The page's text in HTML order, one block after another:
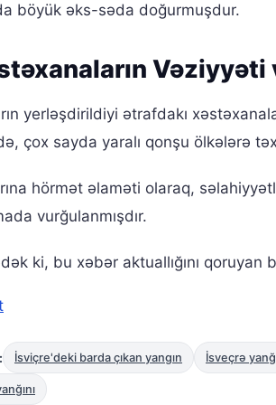
böyük əks-səda doğurmuşdur.
Vəziyyəti
yerləşdirildiyi ətrafdakı
çox sayda yaralı qonşu ölkələrə
hörmət əlaməti olaraq,
vurğulanmışdır.
ki, bu xəbər aktuallığını
İsviçre'deki barda çıkan yangın İsveçrə